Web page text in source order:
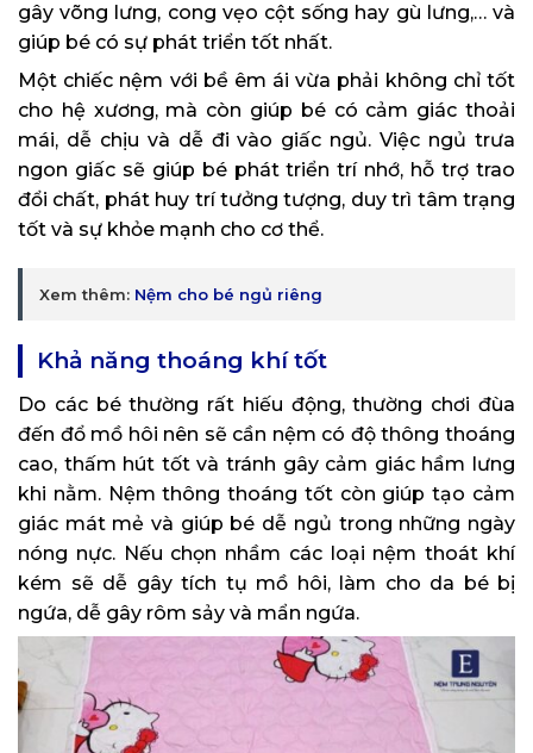
gây võng lưng, cong vẹo cột sống hay gù lưng,… và
giúp bé có sự phát triển tốt nhất.
Một chiếc nệm với bề êm ái vừa phải không chỉ tốt
cho hệ xương, mà còn giúp bé có cảm giác thoải
mái, dễ chịu và dễ đi vào giấc ngủ. Việc ngủ trưa
ngon giấc sẽ giúp bé phát triển trí nhớ, hỗ trợ trao
đổi chất, phát huy trí tưởng tượng, duy trì tâm trạng
tốt và sự khỏe mạnh cho cơ thể.
Xem thêm: Nệm cho bé ngủ riêng
Khả năng thoáng khí tốt
Do các bé thường rất hiếu động, thường chơi đùa
đến đổ mồ hôi nên sẽ cần nệm có độ thông thoáng
cao, thấm hút tốt và tránh gây cảm giác hầm lưng
khi nằm. Nệm thông thoáng tốt còn giúp tạo cảm
giác mát mẻ và giúp bé dễ ngủ trong những ngày
nóng nực. Nếu chọn nhầm các loại nệm thoát khí
kém sẽ dễ gây tích tụ mồ hôi, làm cho da bé bị
ngứa, dễ gây rôm sảy và mẩn ngứa.